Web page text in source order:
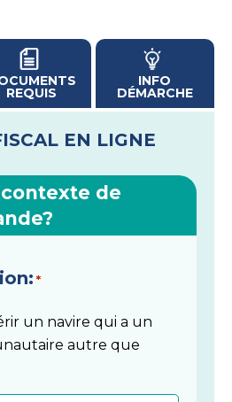
REQUIS
INFO
DÉMARCHE
EN LIGNE
de
*
un navire qui a un
autre que